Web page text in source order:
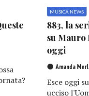
MUSICA NEWS
883, la
su Mauro
oggi
Amanda
Esce oggi
ucciso